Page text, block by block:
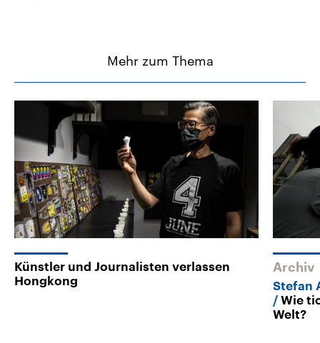
Mehr zum Thema
Künstler und Journalisten verlassen
Hongkong
Archiv
Stefan
Wie
Welt?